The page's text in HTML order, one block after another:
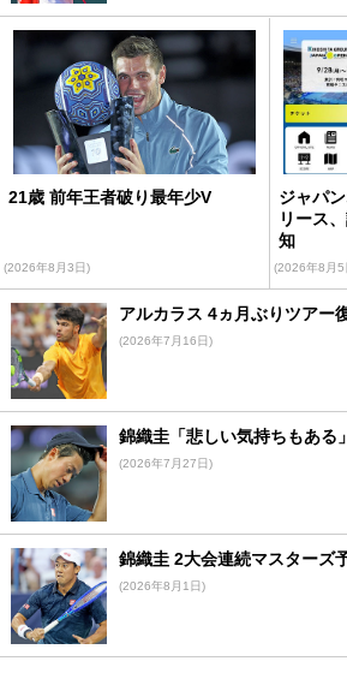
21歳 前年王者破り最年少V
(2026年8月3日)
ジャパ
リース
知
(2026年8月5
アルカラス 4ヵ月ぶりツアー
(2026年7月16日)
錦織圭「悲しい気持ちもある」
(2026年7月27日)
錦織圭 2大会連続マスターズ
(2026年8月1日)